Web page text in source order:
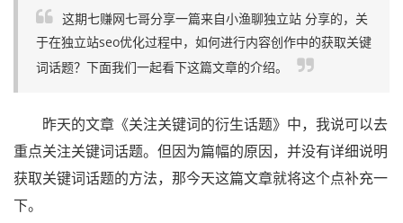
这期七赚网七哥分享一篇来自小渔聊独立站 分享的，关
于在独立站seo优化过程中，如何进行内容创作中的获取关键
词话题？下面我们一起看下这篇文章的介绍。
昨天的文章《关注关键词的衍生话题》中，我说可以去
重点关注关键词话题。但因为篇幅的原因，并没有详细说明
获取关键词话题的方法，那今天这篇文章就将这个点补充一
下。